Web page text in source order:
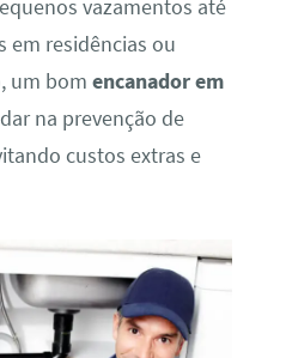
vazamentos até
em residências ou
um bom encanador em
na prevenção de
custos extras e